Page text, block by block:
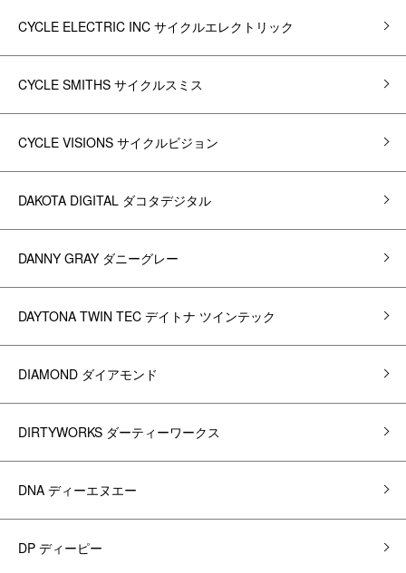
CYCLE ELECTRIC INC サイクルエレクトリック
CYCLE SMITHS サイクルスミス
CYCLE VISIONS サイクルビジョン
DAKOTA DIGITAL ダコタデジタル
DANNY GRAY ダニーグレー
DAYTONA TWIN TEC デイトナ ツインテック
DIAMOND ダイアモンド
DIRTYWORKS ダーティーワークス
DNA ディーエヌエー
DP ディーピー